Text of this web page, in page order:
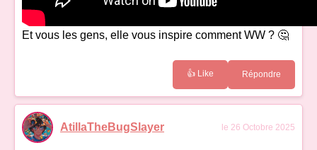
Et vous les gens, elle vous inspire comment WW ? 🤔
👍 Like Répondre
AtillaTheBugSlayer le 26 Octobre 2025